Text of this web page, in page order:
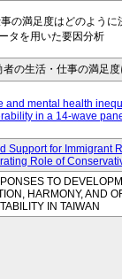
の満足度はどのように
タを用いた要因分析
の生活・仕事の満足
and mental health
in a 14-wave
Support for Immigrant
Role of
TO
HARMONY, AND
IN TAIWAN